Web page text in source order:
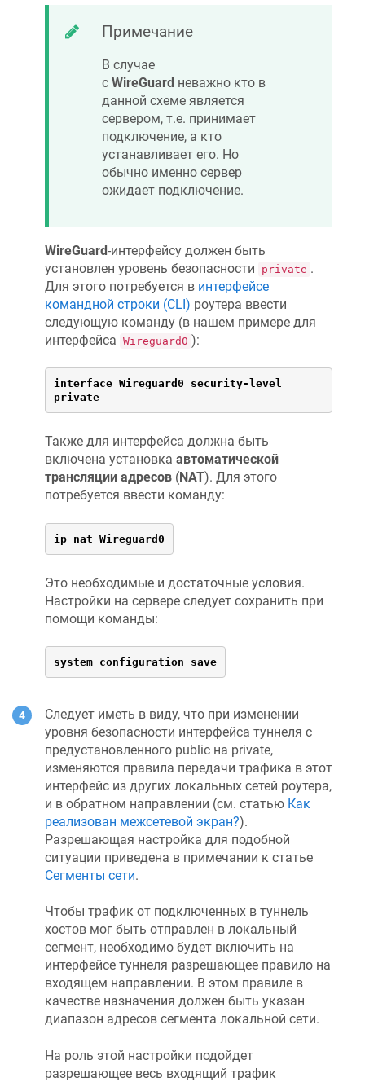
Примечание
В случае
с WireGuard неважно кто в
данной схеме является
сервером, т.е. принимает
подключение, а кто
устанавливает его. Но
обычно именно сервер
ожидает подключение.
WireGuard-интерфейсу должен быть
установлен уровень безопасности
private .
Для этого потребуется в интерфейсе
командной строки (CLI) роутера ввести
следующую команду (в нашем примере для
интерфейса Wireguard0 ):
interface Wireguard0 security-level
private
Также для интерфейса должна быть
включена установка автоматической
трансляции адресов (NAT). Для этого
потребуется ввести команду:
ip nat Wireguard0
Это необходимые и достаточные условия.
Настройки на сервере следует сохранить при
помощи команды:
system configuration save
Следует иметь в виду, что при изменении
уровня безопасности интерфейса туннеля с
предустановленного public на private,
изменяются правила передачи трафика в этот
интерфейс из других локальных сетей роутера,
и в обратном направлении (см. статью Как
реализован межсетевой экран?).
Разрешающая настройка для подобной
ситуации приведена в примечании к статье
Сегменты сети.
Чтобы трафик от подключенных в туннель
хостов мог быть отправлен в локальный
сегмент, необходимо будет включить на
интерфейсе туннеля разрешающее правило на
входящем направлении. В этом правиле в
качестве назначения должен быть указан
диапазон адресов сегмента локальной сети.
На роль этой настройки подойдет
разрешающее весь входящий трафик